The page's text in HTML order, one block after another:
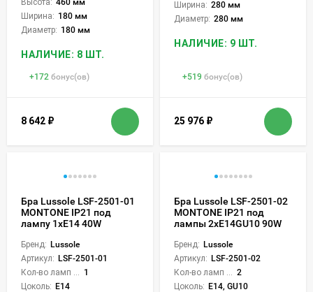
Ширина: 180 мм
Диаметр: 180 мм
НАЛИЧИЕ: 8 ШТ.
+172 бонус(ов)
8 642 ₽
Ширина: 280 мм
Диаметр: 280 мм
НАЛИЧИЕ: 9 ШТ.
+519 бонус(ов)
25 976 ₽
Бра Lussole LSF-2501-01
MONTONE IP21 под
лампу 1xE14 40W
Бренд: Lussole
Артикул: LSF-2501-01
1
Цоколь: E14
Бра Lussole LSF-2501-02
MONTONE IP21 под
лампы 2xE14GU10 90W
Бренд: Lussole
Артикул: LSF-2501-02
2
Цоколь: E14, GU10